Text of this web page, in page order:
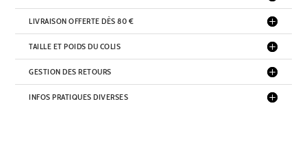
LIVRAISON OFFERTE DÈS 80 €
TAILLE ET POIDS DU COLIS
GESTION DES RETOURS
INFOS PRATIQUES DIVERSES